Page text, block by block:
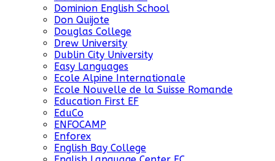
Dominion English School
Don Quijote
Douglas College
Drew University
Dublin City University
Easy Languages
Ecole Alpine Internationale
Ecole Nouvelle de la Suisse Romande
Education First EF
EduCo
ENFOCAMP
Enforex
English Bay College